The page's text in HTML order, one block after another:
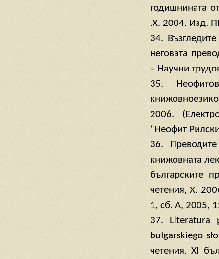
годишнината
.Х. 2004. Изд.
34.
неговата
– Научни
35.
2006.
“Неофит
36.
книжовната
българските
четения, Х.
1, сб. А, 2005,
37. Literatura
bułgarskiego
четения. ХІ